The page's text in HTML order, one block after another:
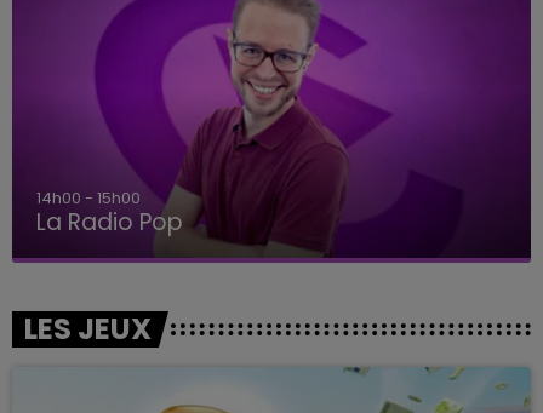
14h00 - 15h00
La Radio Pop
LES JEUX